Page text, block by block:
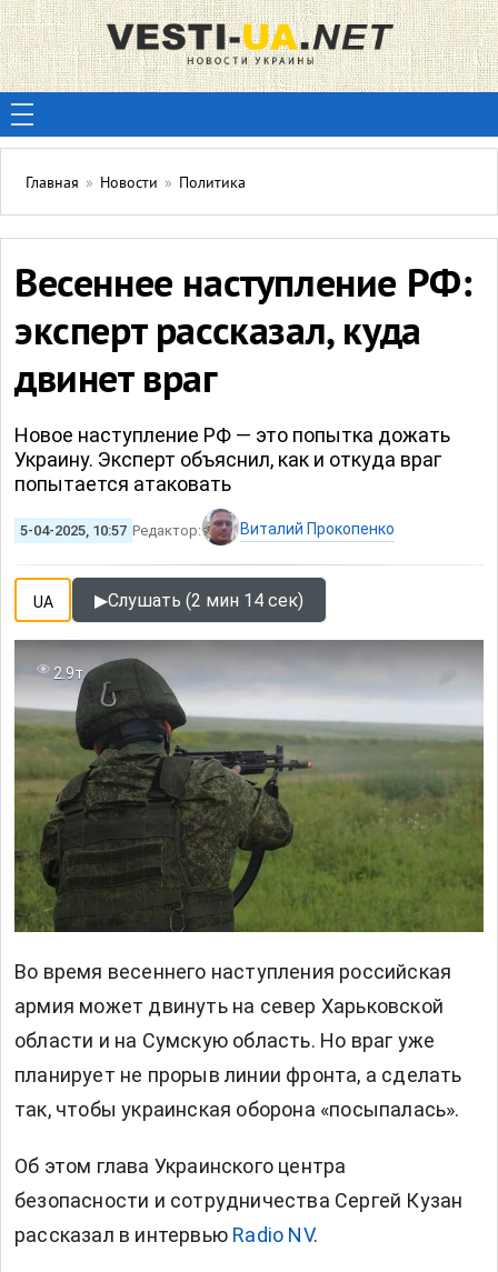
Главная » Новости » Политика
Весеннее наступление РФ:
эксперт рассказал, куда
двинет враг
Новое наступление РФ — это попытка дожать
Украину. Эксперт объяснил, как и откуда враг
попытается атаковать
5-04-2025, 10:57 Редактор: Виталий Прокопенко
UA ▶Слушать (2 мин 14 сек)
2.9т
Во время весеннего наступления российская
армия может двинуть на север Харьковской
области и на Сумскую область. Но враг уже
планирует не прорыв линии фронта, а сделать
так, чтобы украинская оборона «посыпалась».
Об этом глава Украинского центра
безопасности и сотрудничества Сергей Кузан
рассказал в интервью Radio NV.